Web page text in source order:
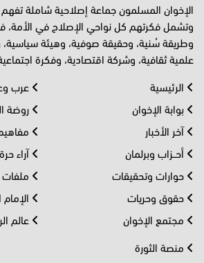
الإخوان المسلمون جماعة إصلاحية شاملة
وتشمل فكرتهم كل نواحي الإصلاح في الأمة،
وطريقة سُنية، وحقيقة صوفية، وهيئة سياسية،
علمية ثقافية، وشركة اقتصادية، وفكرة
الرئيسية
بوابة الإخوان
آخر الأخبار
أحــزاب وبرلمان
حوارات وتحقيقات
حقوق وحريات
مجتمع الإخوان
عرب
روضة
آراء حرة
عالم
منصة الثورة